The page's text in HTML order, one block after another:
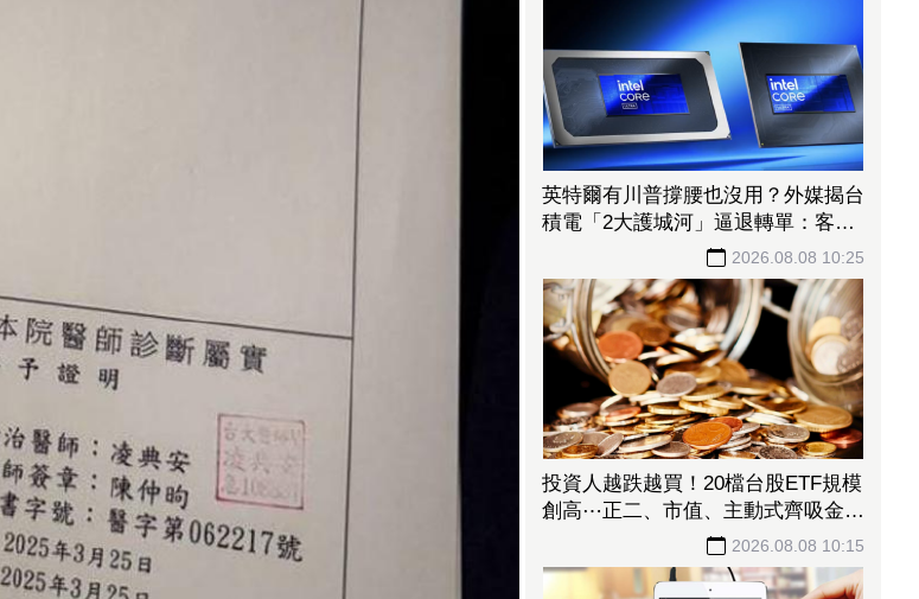
英特爾有川普撐腰也沒用？外媒揭台
積電「2大護城河」逼退轉單：客戶
2026.08.08 10:25
投資人越跌越買！20檔台股ETF規模
創高⋯正二、市值、主動式齊吸金
「這檔正2」今年績效飆105%
2026.08.08 10:15